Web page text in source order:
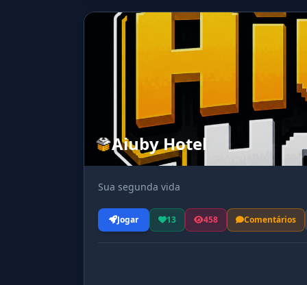
Aiuby Hotel
Sua segunda vida
Jogar 13 458 Comentários